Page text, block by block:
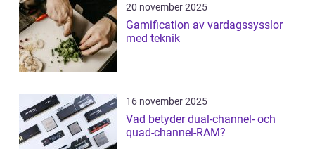
20 november 2025
Gamification av vardagssysslor
med teknik
16 november 2025
Vad betyder dual-channel- och
quad-channel-RAM?